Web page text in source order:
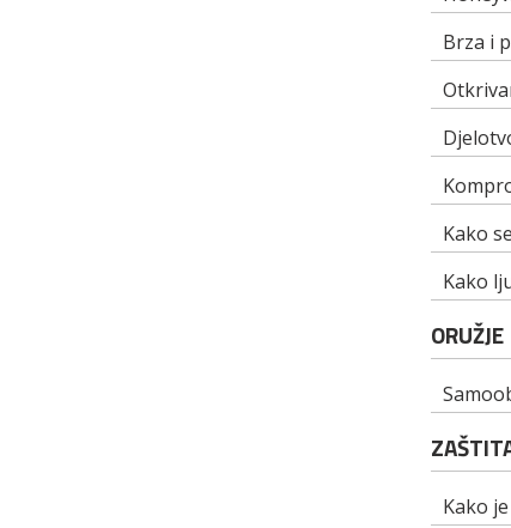
Brza i
Kako
Kako
ORUŽJE
Kako